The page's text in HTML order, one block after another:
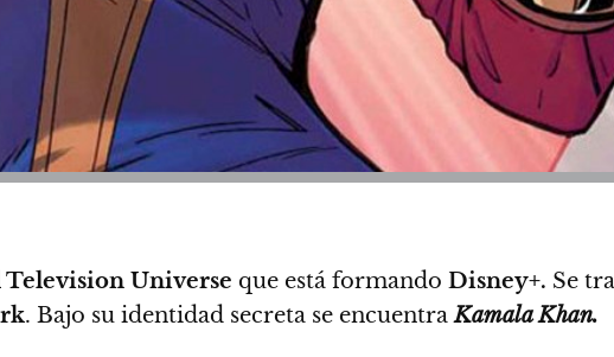
Universe que está formando Disney+. Se
. Bajo su identidad secreta se encuentraKamala Khan.